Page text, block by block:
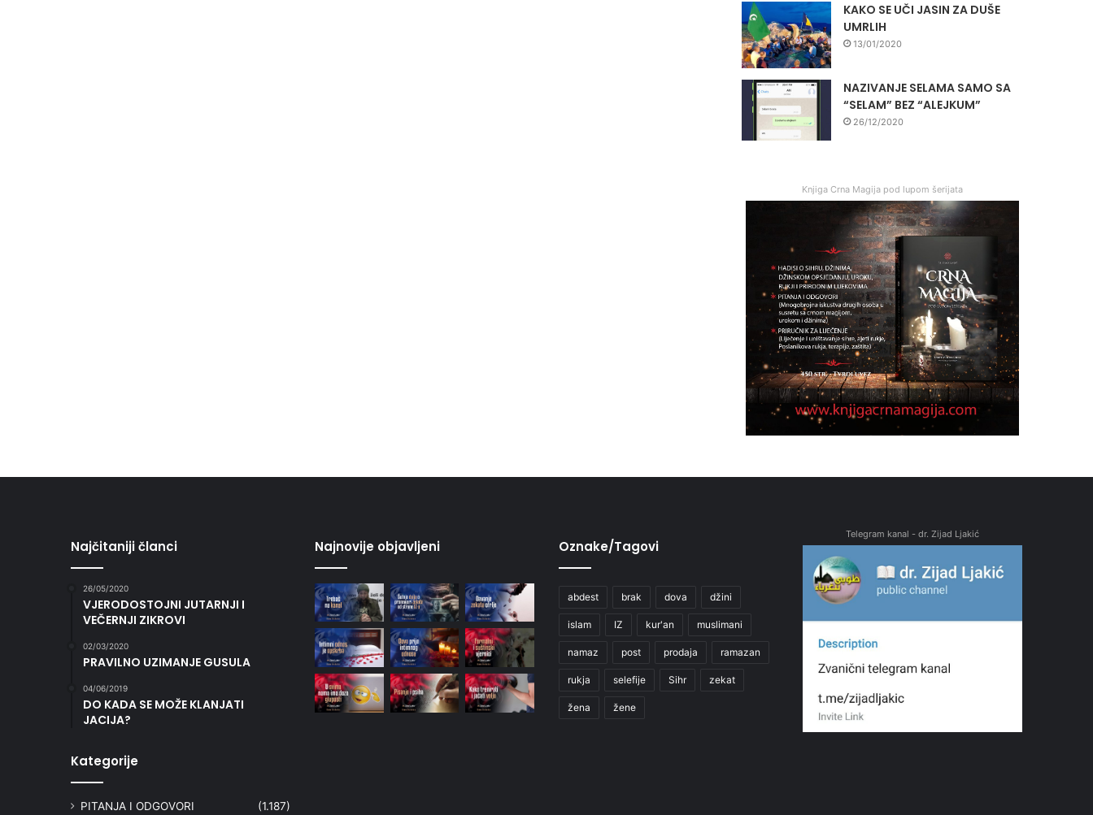
KAKO SE UČI JASIN ZA DUŠE
UMRLIH
13/01/2020
NAZIVANJE SELAMA SAMO SA
“SELAM” BEZ “ALEJKUM”
26/12/2020
Knjiga Crna Magija pod lupom šerijata
Najčitaniji članci
26/05/2020
VJERODOSTOJNI JUTARNJI I
VEČERNJI ZIKROVI
02/03/2020
PRAVILNO UZIMANJE GUSULA
04/06/2019
DO KADA SE MOŽE KLANJATI
JACIJA?
Kategorije
PITANJA I ODGOVORI (1.187)
Najnovije objavljeni Oznake/Tagovi
abdest brak dova džini
islam IZ kur'an muslimani
namaz post prodaja ramazan
rukja selefije Sihr zekat
žena žene
Telegram kanal - dr. Zijad Ljakić